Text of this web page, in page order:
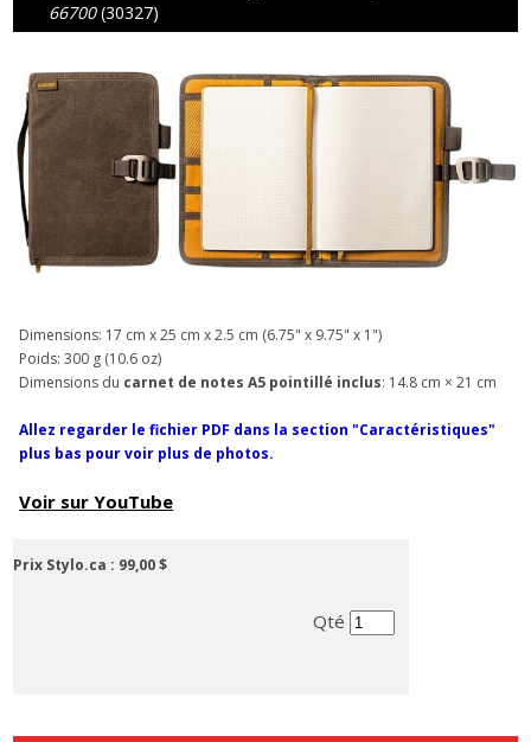
66700 (30327)
Dimensions: 17 cm x 25 cm x 2.5 cm (6.75" x 9.75" x 1")
Poids: 300 g (10.6 oz)
Dimensions du carnet de notes A5 pointillé inclus: 14.8 cm × 21 cm
Allez regarder le fichier PDF dans la section "Caractéristiques"
plus bas pour voir plus de photos.
Voir sur YouTube
Prix Stylo.ca : 99,00 $
Qté